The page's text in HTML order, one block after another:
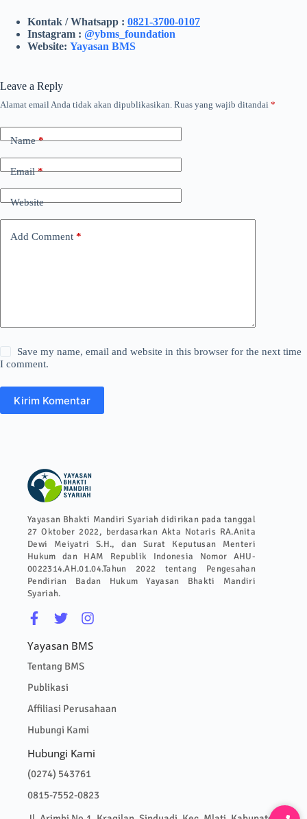
Kontak / Whatsapp : 0821-3700-0107
Instagram : @ybms_foundation
Website: Yayasan BMS
Leave a Reply
Alamat email Anda tidak akan dipublikasikan. Ruas yang wajib ditandai *
Name*
Email*
Website
Add Comment *
Save my name, email and website in this browser for the next time
I comment.
Kirim Komentar
Yayasan Bhakti Mandiri Syariah didirikan pada tanggal
27 Oktober 2022, berdasarkan Akta Notaris RA.Anita
Dewi Meiyatri S.H., dan Surat Keputusan Menteri
Hukum dan HAM Republik Indonesia Nomor AHU-
0022314.AH.01.04.Tahun 2022 tentang Pengesahan
Pendirian Badan Hukum Yayasan Bhakti Mandiri
Syariah.
Yayasan BMS
Tentang BMS
Publikasi
Affiliasi Perusahaan
Hubungi Kami
Hubungi Kami
(0274) 543761
0815-7552-0823